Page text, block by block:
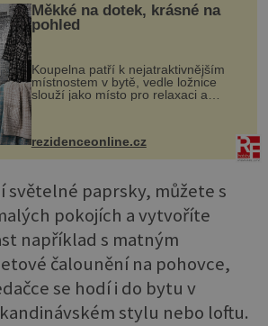
Měkké na dotek, krásné na
pohled
Koupelna patří k nejatraktivnějším
místnostem v bytě, vedle ložnice
slouží jako místo pro relaxaci a
odpočinek. Koupelnový textil –
ručníky, osušky a koberečky –
mohou jako mávnutím kouzelného
proutku...
rezidenceonline.cz
světelné paprsky, můžete s
pokojích a vytvoříte
například s matným
čalounění na pohovce,
se hodí i do bytu v
stylu nebo loftu.